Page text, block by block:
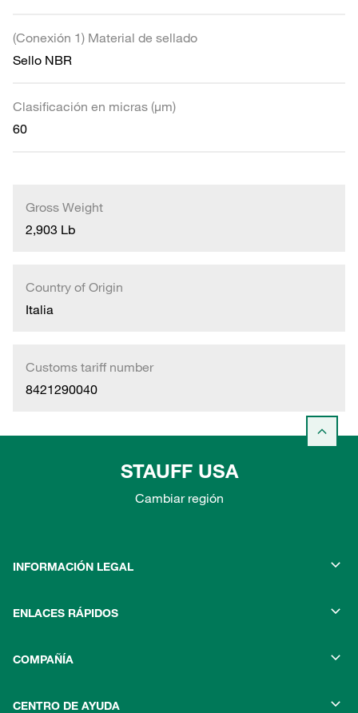
(Conexión 1) Material de sellado
Sello NBR
Clasificación en micras (µm)
60
Gross Weight
2,903 Lb
Country of Origin
Italia
Customs tariff number
8421290040
STAUFF USA
Cambiar región
INFORMACIÓN LEGAL
ENLACES RÁPIDOS
COMPAÑÍA
CENTRO DE AYUDA